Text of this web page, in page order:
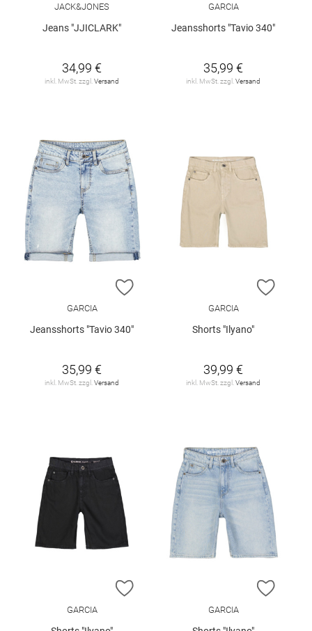
JACK&JONES
Jeans "JJICLARK"
34,99 €
inkl. MwSt. zzgl. Versand
GARCIA
Jeansshorts "Tavio 340"
35,99 €
inkl. MwSt. zzgl. Versand
ZUR WUNSCHLISTE HINZUFÜGEN
GARCIA
Jeansshorts "Tavio 340"
35,99 €
inkl. MwSt. zzgl. Versand
ZUR
GARCIA
Shorts "Ilyano"
39,99 €
inkl. MwSt. zzgl. Versand
ZUR WUNSCHLISTE HINZUFÜGEN
GARCIA
ZUR
GARCIA